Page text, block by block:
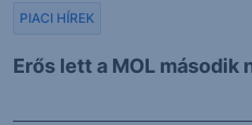
Erős lett a MOL második
PIACI HÍREK